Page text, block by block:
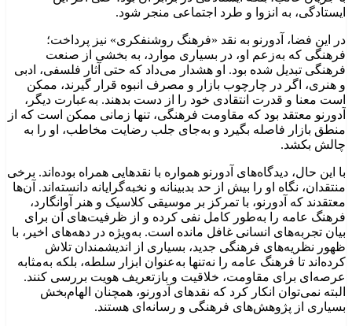
ایستادگی، به انزوا و طرد اجتماعی منجر شود.
در این فضا، آدورنو به نقد «فرهنگ روشنفکری» نیز پرداخت؛
فرهنگی که به‌زعم او، در بسیاری موارد، به بخشی از صنعت
فرهنگی تبدیل شده بود. او هشدار می‌داد که حتی آثار فلسفی، ادبی
و هنری، اگر در چارچوب بازار و مصرف انبوه قرار گیرند، ممکن
است معنا و قدرت انتقادی خود را از دست بدهند. به‌عبارت دیگر،
آدورنو معتقد بود که مقاومت فرهنگی، تنها زمانی ممکن است که از
منطق بازار فاصله بگیرد و به‌جای جلب رضایت مخاطب، او را به
چالش بکشد.
با این حال، دیدگاه‌های آدورنو همواره با نقدهایی همراه بوده‌اند. برخی
منتقدان، نگاه او را بیش از حد بدبینانه و نخبه‌گرایانه دانسته‌اند. آن‌ها
معتقدند که آدورنو، با تمرکز بر موسیقی کلاسیک و هنر آوانگارد،
فرهنگ عامه را به‌طور کامل نفی کرده و از ظرفیت‌های آن برای
بیان تجربه‌های انسانی غافل مانده است. به‌ویژه در دهه‌های اخیر، با
ظهور نظریه‌های فرهنگی جدید، بسیاری از اندیشمندان تلاش
کرده‌اند تا فرهنگ عامه را نه‌تنها به‌عنوان ابزار سلطه، بلکه به‌مثابه
عرصه‌ای برای مقاومت، خلاقیت و بازتعریف هویت بررسی کنند.
البته نمی‌توان انکار کرد که نقدهای آدورنو، همچنان الهام‌بخش
بسیاری از پژوهش‌های فرهنگی و رسانه‌ای هستند.